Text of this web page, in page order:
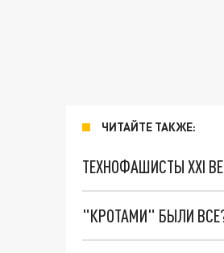
ЧИТАЙТЕ ТАКЖЕ:
ТЕХНОФАШИСТЫ XXI
"КРОТАМИ" БЫЛИ